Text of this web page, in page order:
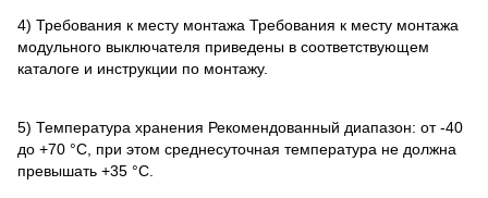
4) Требования к месту монтажа Требования к месту монтажа
модульного выключателя приведены в соответствующем
каталоге и инструкции по монтажу.
5) Температура хранения Рекомендованный диапазон: от -40
до +70 °C, при этом среднесуточная температура не должна
превышать +35 °C.